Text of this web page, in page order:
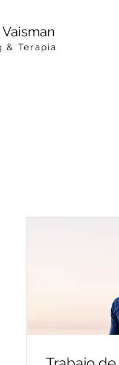
n
& Terapia